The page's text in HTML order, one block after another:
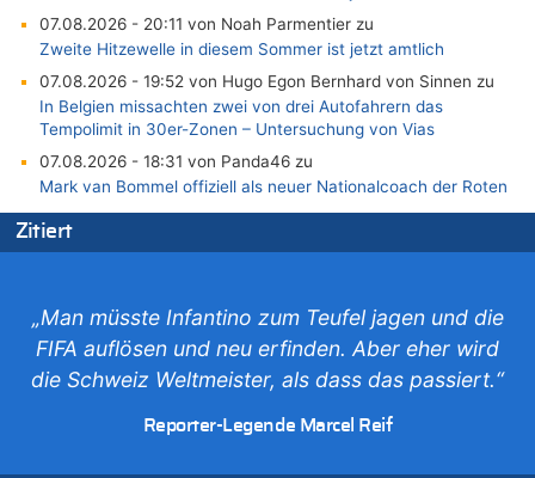
07.08.2026 - 20:11 von Noah Parmentier zu
Zweite Hitzewelle in diesem Sommer ist jetzt amtlich
07.08.2026 - 19:52 von Hugo Egon Bernhard von Sinnen zu
In Belgien missachten zwei von drei Autofahrern das
Tempolimit in 30er-Zonen – Untersuchung von Vias
07.08.2026 - 18:31 von Panda46 zu
Mark van Bommel offiziell als neuer Nationalcoach der Roten
Teufel vorgestellt: „Ist mir eine große Ehre“
07.08.2026 - 17:56 von Mungo zu
AS Eupen: „Keiner weiß, wohin die Reise geht…“
07.08.2026 - 16:38 von Joseph Meyer zu
Wasserstand des Rheins in NRW so niedrig wie noch nie
In Belgien missachten zwei von drei Autofahrern das
Zitiert
„Man müsste Infantino zum Teufel jagen und die
FIFA auflösen und neu erfinden. Aber eher wird
die Schweiz Weltmeister, als dass das passiert.“
Reporter-Legende Marcel Reif